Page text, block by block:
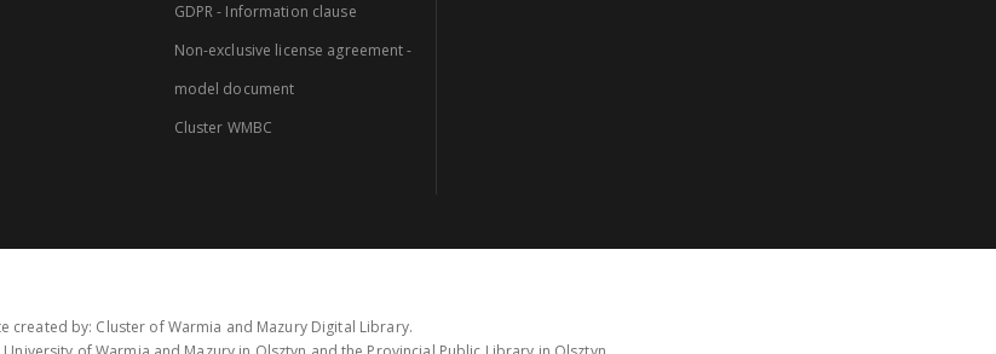
GDPR - Information clause
Non-exclusive license agreement -
model document
Cluster WMBC
created by: Cluster of Warmia and Mazury Digital Library.